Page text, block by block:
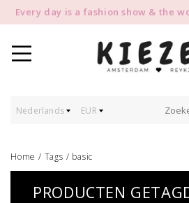
Every day is a fashion show & the
Nederlands EUR
Home / Tags / basic
PRODUCTEN